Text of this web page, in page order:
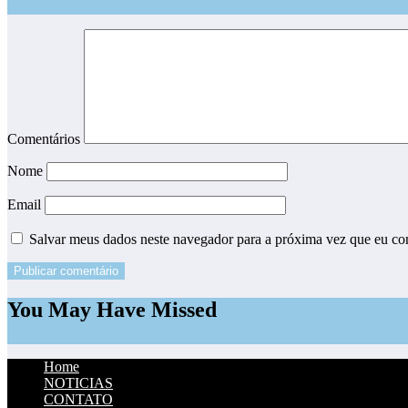
Comentários
Nome
Email
Salvar meus dados neste navegador para a próxima vez que eu
You May Have Missed
Home
NOTICIAS
CONTATO